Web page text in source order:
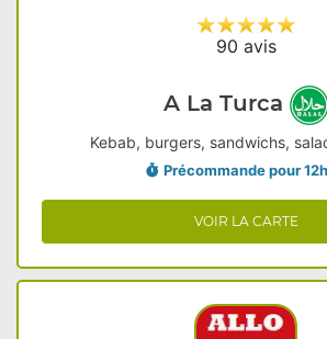
90 avis
A La Turca
Kebab, burgers, sandwichs,
Précommande pour
VOIR LA CARTE